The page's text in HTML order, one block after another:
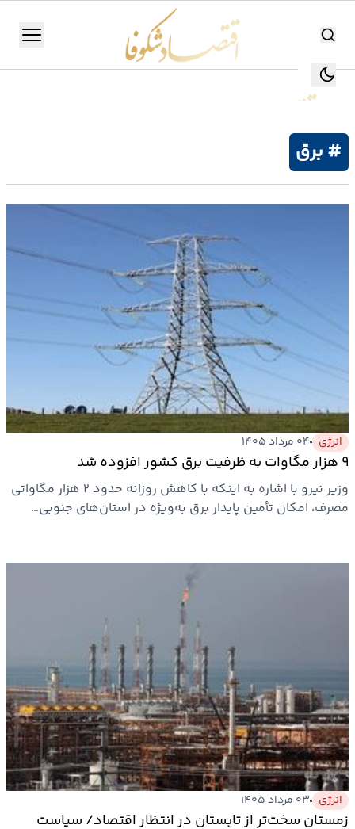
جستجو
منو
تولید
بیمه
اقتصاد
جهان
بازار
و
تجارت
اقتصاد
ایران
ارتباطات
خودرو
# برق
انرژی ۰۴ مرداد ۱۴۰۵
۹ هزار مگاوات به ظرفیت برق کشور افزوده شد
وزیر نیرو با اشاره به اینکه با کاهش روزانه حدود ۲ هزار مگاواتی
مصرف، امکان تأمین پایدار برق به‌ویژه در استان‌های جنوبی…
انرژی ۰۳ مرداد ۱۴۰۵
زمستان سخت‌تر از تابستان در انتظار اقتصاد/ سیاست